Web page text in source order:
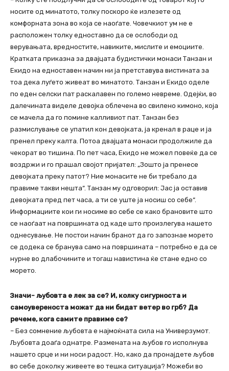
носите од минатото, толку поскоро ќе излезете од
комфорната зона во која се наоѓате. Човечкиот ум не е
расположен толку едноставно да се ослободи од
верувањата, вредностите, навиките, мислите и емоциите.
Кратката приказна за двајцата будистички монаси Танзан и
Екидо на едноставен начин ни ја претставува вистината за
тоа дека луѓето живеат во минатото. Танзан и Екидо оделе
по еден селски пат раскалавен по големо невреме. Одејќи, во
далечината виделе девојка облечена во свилено кимоно, која
се мачела да го помине калливиот пат. Танзан без
размислување се упатил кон девојката, ја кренал в раце и ја
пренел преку калта. Потоа двајцата монаси продолжиле да
чекорат во тишина. По пет часа, Екидо не можел повеќе да се
воздржи и го прашал својот пријател: „Зошто ја пренесе
девојката преку патот? Ние монасите не би требало да
правиме такви нешта“. Танзан му одговорил: Јас ја оставив
девојката пред пет часа, а ти се уште ја носиш со себе“.
Информациите кои ги носиме во себе се како брановите што
се наоѓаат на површината од каде што произлегува нашето
однесување. Не постои начин бранот да го запознае морето
сe додека се бранува само на површината – потребно е да се
нурне во длабочините и тогаш навистина ќе стане едно со
морето.
Значи- љубовта е лек за се? И, колку сигурноста и
самоувереноста можат да ни бидат ветер во грб? Да
речеме, кога самите правиме се?
– Без сомнение љубовта е најмоќната сила на Универзумот.
Љубовта доаѓа однатре. Размената на љубов го исполнува
нашето срце и ни носи радост. Но, како да пронајдете љубов
во себе доколку живеете во тешка ситуација? Можеби во